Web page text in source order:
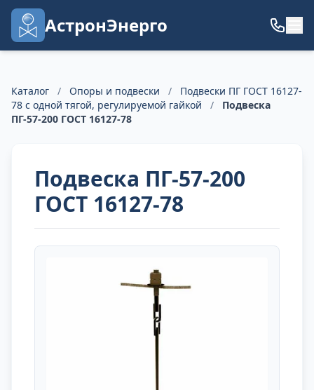
АстронЭнерго
Каталог / Опоры и подвески /
Подвески ПГ ГОСТ 16127-
78 с одной тягой, регулируемой гайкой
/
Подвеска
ПГ-57-200 ГОСТ 16127-78
Подвеска ПГ-57-200
ГОСТ 16127-78